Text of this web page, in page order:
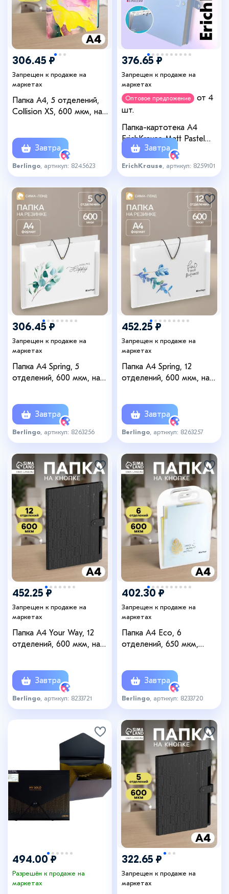
306.45 ₽
Запрещен к продаже на
маркетах
Папка А4, 5 отделений,
Collision XS, 600 мкм, на
Завтра
Berlingo , артикул: 8245623
376.65 ₽
Запрещен к продаже на
маркетах
Оптовое предложение
от 4
шт.
Папка-картотека А4
ErichKrause Matt Pastel
Bloom, 4 отделения,
пластиковая, МИКС
Завтра
ErichKrause , артикул: 8259101
306.45 ₽
Запрещен к продаже на
маркетах
Папка А4 Spring, 5
отделений, 600 мкм, на
Завтра
Berlingo , артикул: 8263256
452.25 ₽
Запрещен к продаже на
маркетах
Папка А4 Spring, 12
отделений, 600 мкм, на
Завтра
Berlingo , артикул: 8263257
452.25 ₽
Запрещен к продаже на
маркетах
Папка А4 Your Way, 12
отделений, 600 мкм, на
Завтра
Berlingo , артикул: 8233721
402.30 ₽
Запрещен к продаже на
маркетах
Папка А4 Eco, 6
отделений, 650 мкм,
Завтра
Berlingo , артикул: 8233720
494.00 ₽
Разрешён к продаже на
маркетах
322.65 ₽
Запрещен к продаже на
маркетах